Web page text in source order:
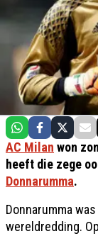
AC Milan won
heeft die zege
Donnarumma.
Donnarumma
wereldredding.